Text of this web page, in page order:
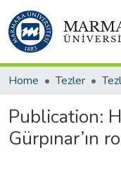
Home Tezler
Publication:
Gürpınar’ın